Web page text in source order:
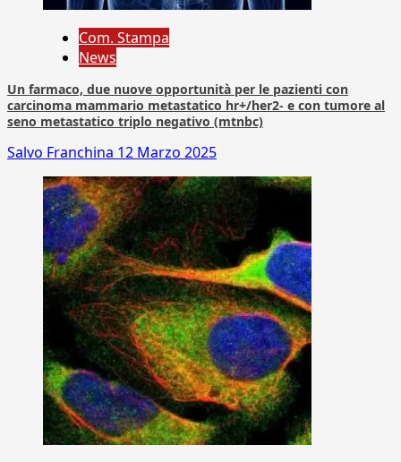
Com. Stampa
News
Un farmaco, due nuove opportunità per le pazienti con
carcinoma mammario metastatico hr+/her2- e con tumore al
seno metastatico triplo negativo (mtnbc)
Salvo Franchina 12 Marzo 2025